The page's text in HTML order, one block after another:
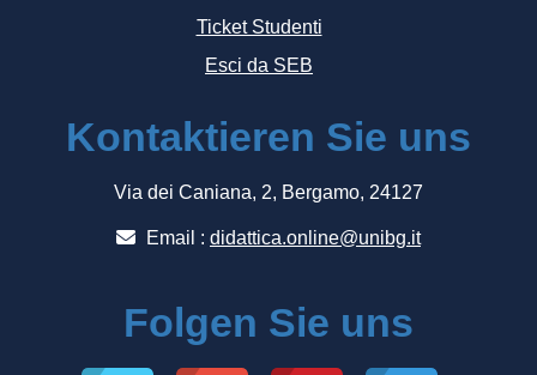
Ticket Studenti
Esci da SEB
Kontaktieren Sie uns
Via dei Caniana, 2, Bergamo, 24127
Email : didattica.online@unibg.it
Folgen Sie uns